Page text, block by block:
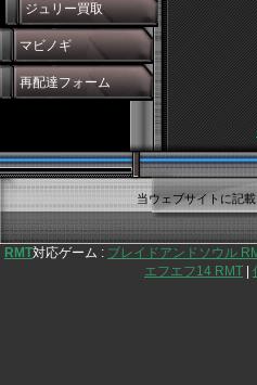
ジュリー買取
マビノギ
再配達フォーム
当ウェブサイトに記
RMT対応ゲーム : ブレイドアンドソウル
エフエフ14 RMT